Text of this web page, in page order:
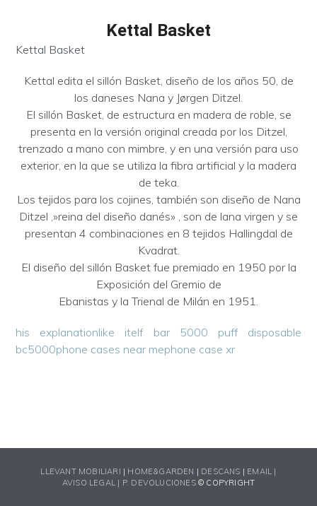
Kettal Basket
Kettal Basket
Kettal edita el sillón Basket, diseño de los años 50, de
los daneses Nana y Jørgen Ditzel.
El sillón Basket, de estructura en madera de roble, se
presenta en la versión original creada por los Ditzel,
trenzado a mano con mimbre, y en una versión para uso
exterior, en la que se utiliza la fibra artificial y la madera
de teka.
Los tejidos para los cojines, también son diseño de Nana
Ditzel ,»reina del diseño danés» , son de lana virgen y se
presentan 4 combinaciones en 8 tejidos Hallingdal de
Kvadrat.
El diseño del sillón Basket fue premiado en 1950 por la
Exposición del Gremio de
Ebanistas y la Trienal de Milán en 1951.
his explanationlike itelf bar 5000 puff disposable
bc5000phone cases near mephone case xr
LLEVANT MOBILIARI | HOME&GARDEN | DESCANS | EMAIL |
AVISO LEGAL | P. DEVOLUCIONES © COPYRIGHT